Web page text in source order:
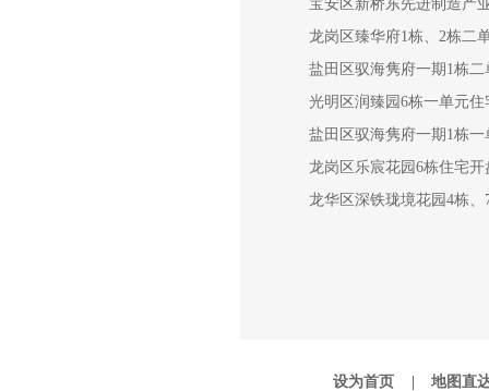
宝安区新桥东先进制造产
龙岗区臻华府1栋、2栋二
盐田区驭海隽府一期1栋
光明区润臻园6栋一单元
盐田区驭海隽府一期1栋
龙岗区乐宸花园6栋住宅
龙华区深铁珑境花园4栋
设为首页 | 地图